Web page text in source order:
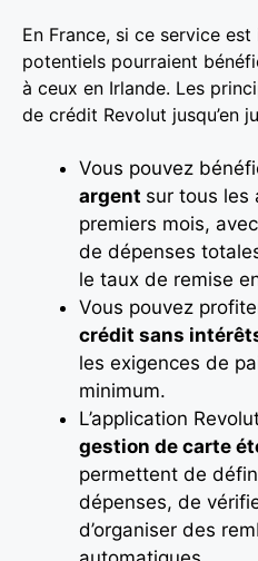
En France, si ce service
potentiels pourraient
à ceux en Irlande. Les
de crédit Revolut jusqu’en
Vous pouvez
argent sur tous les
premiers mois,
de dépenses
le taux de remise
Vous pouvez
crédit sans
les exigences de
minimum.
L’application
gestion de carte
permettent de
dépenses, de
d’organiser des